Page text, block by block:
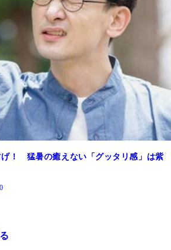
！ 猛暑の癒えない「グッタリ感」は紫